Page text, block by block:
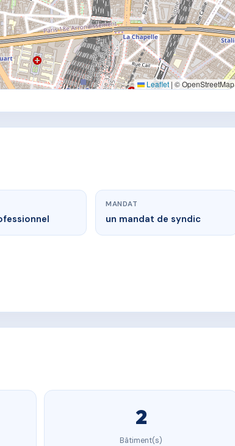
Leaflet | © OpenStreetMap
MANDAT
un mandat de syndic
2
Bâtiment(s)